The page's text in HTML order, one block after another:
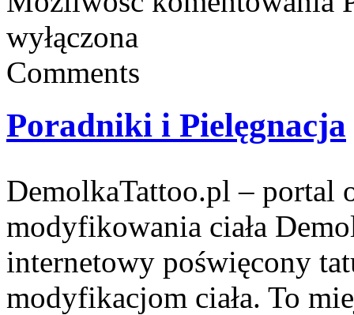
wyłączona
Comments
Poradniki i Pielęgnacja
DemolkaTattoo.pl – portal
modyfikowania ciała
internetowy poświęcony
modyfikacjom ciała. To